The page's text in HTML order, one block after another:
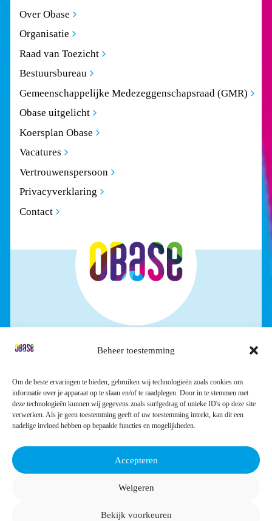
Beheer toestemming
Om de beste ervaringen te bieden, gebruiken wij technologieën zoals cookies om
informatie over je apparaat op te slaan en/of te raadplegen. Door in te stemmen met
deze technologieën kunnen wij gegevens zoals surfgedrag of unieke ID's op deze site
verwerken. Als je geen toestemming geeft of uw toestemming intrekt, kan dit een
nadelige invloed hebben op bepaalde functies en mogelijkheden.
Accepteren
Weigeren
Bekijk voorkeuren
Over Obase
Organisatie
Raad van Toezicht
Bestuursbureau
Gemeenschappelijke Medezeggenschapsraad (GMR)
Obase uitgelicht
Koersplan Obase
Vacatures
Vertrouwenspersoon
Privacyverklaring
Contact
STICHTING OBASE
Industrieweg 32
4301 RS Zierikzee